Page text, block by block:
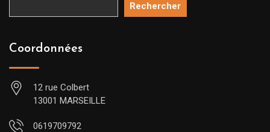
Rechercher
Coordonnées
12 rue Colbert
13001 MARSEILLE
0619709792